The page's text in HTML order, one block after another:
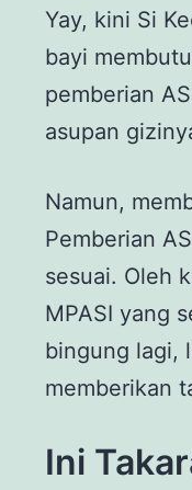
Yay, kini Si
bayi
pemberian
asupan
Namun,
Pemberian
sesuai. Oleh
MPASI yang
bingung lagi,
memberikan
Ini